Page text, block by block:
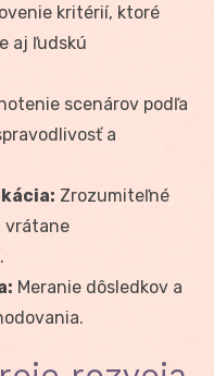
kritérií, ktoré
aj ľudskú
scenárov podľa
a
Zrozumiteľné
vrátane
Meranie dôsledkov a